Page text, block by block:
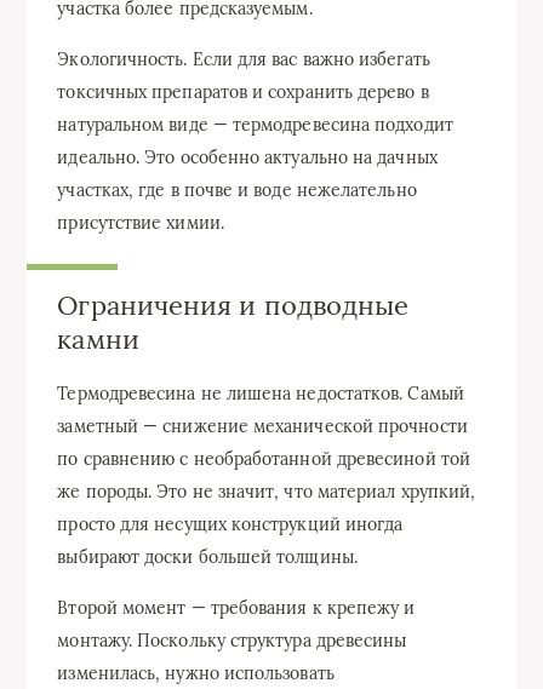
участка более предсказуемым.
Экологичность. Если для вас важно избегать
токсичных препаратов и сохранить дерево в
натуральном виде — термодревесина подходит
идеально. Это особенно актуально на дачных
участках, где в почве и воде нежелательно
присутствие химии.
Ограничения и подводные
камни
Термодревесина не лишена недостатков. Самый
заметный — снижение механической прочности
по сравнению с необработанной древесиной той
же породы. Это не значит, что материал хрупкий,
просто для несущих конструкций иногда
выбирают доски большей толщины.
Второй момент — требования к крепежу и
монтажу. Поскольку структура древесины
изменилась, нужно использовать